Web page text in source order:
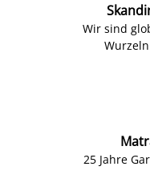
Wir sind
25 Jahre